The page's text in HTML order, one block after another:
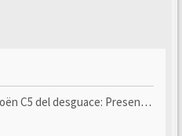
desguace: Presentación y seguimiento